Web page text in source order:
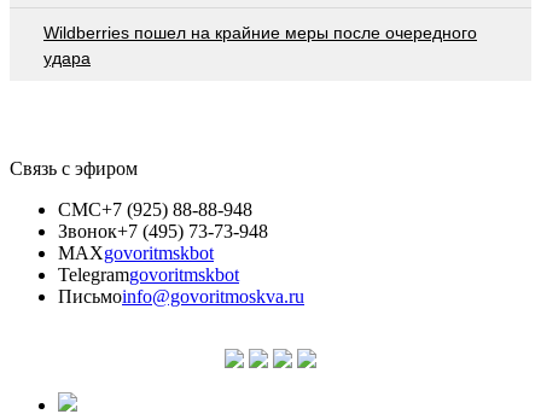
Wildberries пошел на крайние меры после очередного
удара
Связь с эфиром
СМС+7 (925) 88-88-948
Звонок+7 (495) 73-73-948
MAXgovoritmskbot
Telegramgovoritmskbot
Письмоinfo@govoritmoskva.ru